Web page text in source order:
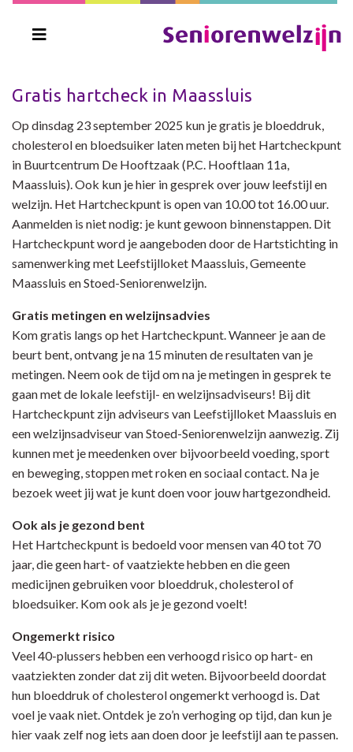
Gratis hartcheck in Maassluis
Op dinsdag 23 september 2025 kun je gratis je bloeddruk,
cholesterol en bloedsuiker laten meten bij het Hartcheckpunt
in Buurtcentrum De Hooftzaak (P.C. Hooftlaan 11a,
Maassluis). Ook kun je hier in gesprek over jouw leefstijl en
welzijn. Het Hartcheckpunt is open van 10.00 tot 16.00 uur.
Aanmelden is niet nodig: je kunt gewoon binnenstappen. Dit
Hartcheckpunt word je aangeboden door de Hartstichting in
samenwerking met Leefstijlloket Maassluis, Gemeente
Maassluis en Stoed-Seniorenwelzijn.
Gratis metingen en welzijnsadvies
Kom gratis langs op het Hartcheckpunt. Wanneer je aan de
beurt bent, ontvang je na 15 minuten de resultaten van je
metingen. Neem ook de tijd om na je metingen in gesprek te
gaan met de lokale leefstijl- en welzijnsadviseurs! Bij dit
Hartcheckpunt zijn adviseurs van Leefstijlloket Maassluis en
een welzijnsadviseur van Stoed-Seniorenwelzijn aanwezig. Zij
kunnen met je meedenken over bijvoorbeeld voeding, sport
en beweging, stoppen met roken en sociaal contact. Na je
bezoek weet jij wat je kunt doen voor jouw hartgezondheid.
Ook als je gezond bent
Het Hartcheckpunt is bedoeld voor mensen van 40 tot 70
jaar, die geen hart- of vaatziekte hebben en die geen
medicijnen gebruiken voor bloeddruk, cholesterol of
bloedsuiker. Kom ook als je je gezond voelt!
Ongemerkt risico
Veel 40-plussers hebben een verhoogd risico op hart- en
vaatziekten zonder dat zij dit weten. Bijvoorbeeld doordat
hun bloeddruk of cholesterol ongemerkt verhoogd is. Dat
voel je vaak niet. Ontdek je zo’n verhoging op tijd, dan kun je
hier vaak zelf nog iets aan doen door je leefstijl aan te passen.